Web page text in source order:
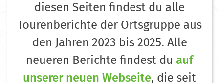
diesen Seiten findest du alle
Tourenberichte der Ortsgruppe aus
den Jahren 2023 bis 2025. Alle
neueren Berichte findest du auf
unserer neuen Webseite, die seit